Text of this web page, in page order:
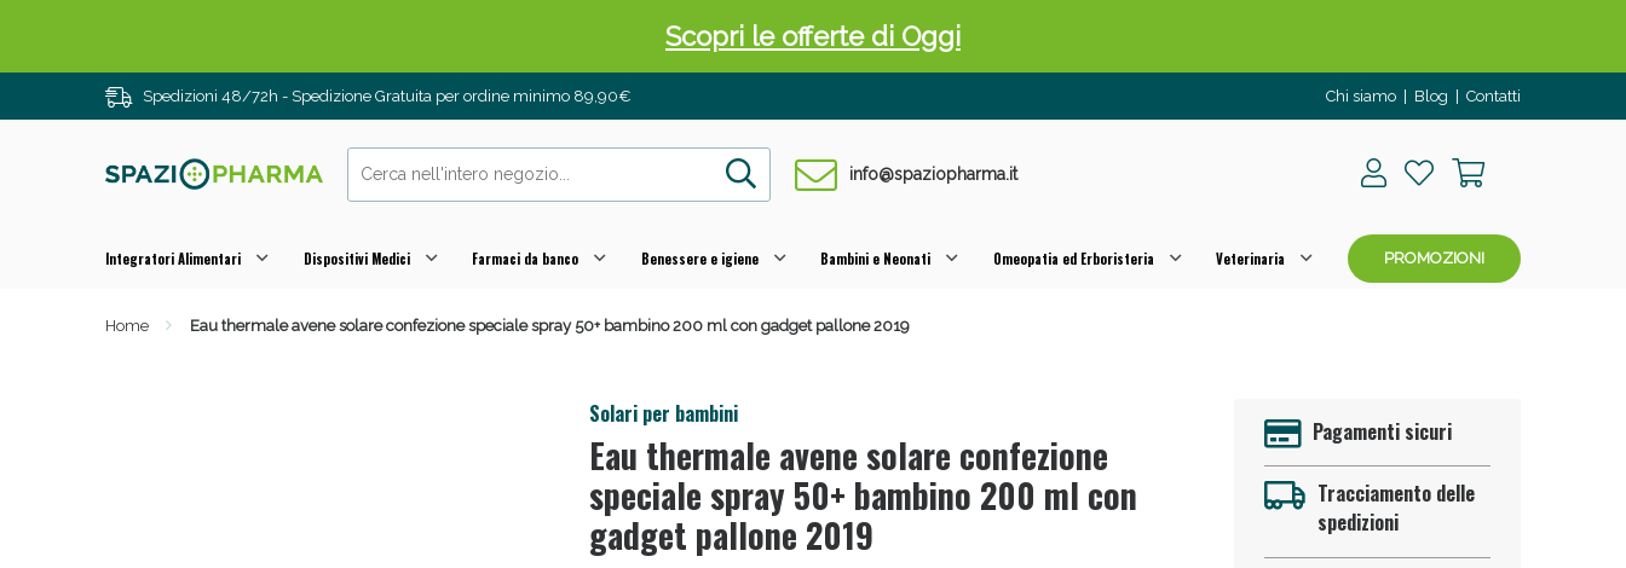
Spedizioni 48/72h - Spedizione Gratuita per ordine minimo 89,90€ Chi siamo Blog Contatti
info@spaziopharma.it
Integratori Alimentari Dispositivi Medici Farmaci da banco Benessere e igiene Bambini e Neonati Omeopatia ed Erboristeria Veterinaria PROMOZIONI
Home Eau thermale avene solare confezione speciale spray 50+ bambino 200 ml con gadget pallone 2019
Solari per bambini
Eau thermale avene solare confezione
speciale spray 50+ bambino 200 ml con
gadget pallone 2019
Pagamenti sicuri
Tracciamento delle
spedizioni
Scopri le offerte di Oggi
Drenanti e Pancia Piatta: Sconti fino al 55% validi solo per OGGI!